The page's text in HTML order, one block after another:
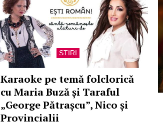
STIRI
Karaoke pe temă folclorică
cu Maria Buză și Taraful
„George Pătrașcu”, Nico și
Provincialii